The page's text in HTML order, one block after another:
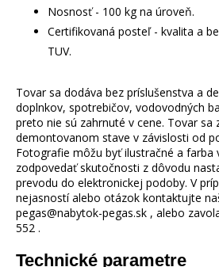
Nosnosť - 100 kg na úroveň.
Certifikovaná posteľ - kvalita a
TUV.
Tovar sa dodáva bez príslušenstva a
doplnkov, spotrebičov, vodovodných
preto nie sú zahrnuté v cene. Tovar sa
demontovanom stave v závislosti od
Fotografie môžu byť ilustračné a farba
zodpovedať skutočnosti z dôvodu
prevodu do elektronickej podoby. V
nejasností alebo otázok kontaktujte
pegas@nabytok-pegas.sk , alebo
552 .
Technické parametre